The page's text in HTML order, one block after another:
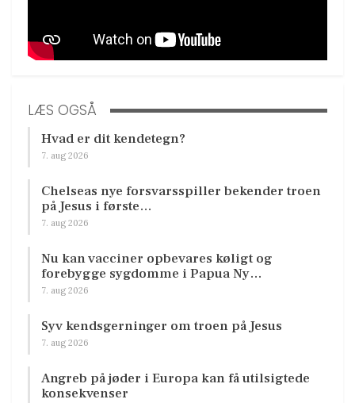
LÆS OGSÅ
Hvad er dit kendetegn?
7. aug 2026
Chelseas nye forsvarsspiller bekender troen
på Jesus i første…
7. aug 2026
Nu kan vacciner opbevares køligt og
forebygge sygdomme i Papua Ny…
7. aug 2026
Syv kendsgerninger om troen på Jesus
7. aug 2026
Angreb på jøder i Europa kan få utilsigtede
konsekvenser